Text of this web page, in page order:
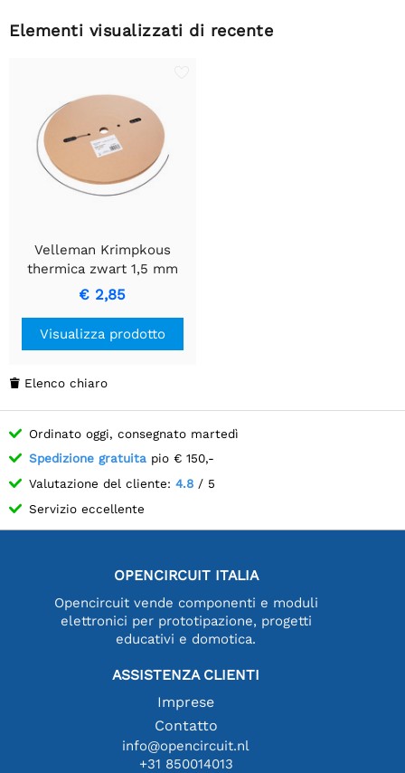
Elementi visualizzati di recente
Velleman Krimpkous
thermica zwart 1,5 mm
per connessioni elettriche
€ 2,85
Visualizza prodotto
 Elenco chiaro
Ordinato oggi, consegnato martedì
Spedizione gratuita pio € 150,-
Valutazione del cliente: 4.8 / 5
Servizio eccellente
OPENCIRCUIT ITALIA
Opencircuit vende componenti e moduli
elettronici per prototipazione, progetti
educativi e domotica.
ASSISTENZA CLIENTI
Imprese
Contatto
info@opencircuit.nl
+31 850014013